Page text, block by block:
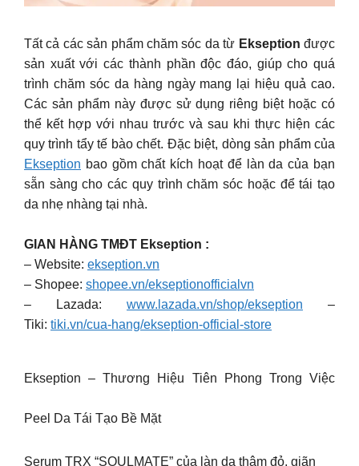
Tất cả các sản phẩm chăm sóc da từ Ekseption được
sản xuất với các thành phần độc đáo, giúp cho quá
trình chăm sóc da hàng ngày mang lại hiệu quả cao.
Các sản phẩm này được sử dụng riêng biệt hoặc có
thể kết hợp với nhau trước và sau khi thực hiện các
quy trình tẩy tế bào chết. Đặc biệt, dòng sản phẩm của
Ekseption bao gồm chất kích hoạt để làn da của bạn
sẵn sàng cho các quy trình chăm sóc hoặc để tái tạo
da nhẹ nhàng tại nhà.
GIAN HÀNG TMĐT Ekseption :
– Website: ekseption.vn
– Shopee: shopee.vn/ekseptionofficialvn
– Lazada: www.lazada.vn/shop/ekseption –
Tiki: tiki.vn/cua-hang/ekseption-official-store
Ekseption – Thương Hiệu Tiên Phong Trong Việc
Peel Da Tái Tạo Bề Mặt
Serum TRX “SOULMATE” của làn da thâm đỏ, giãn